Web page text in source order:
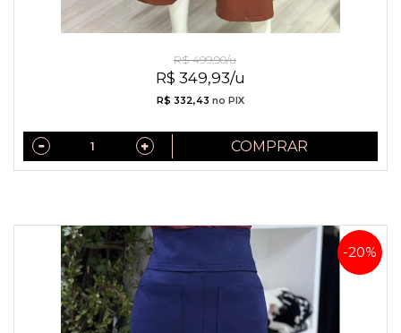
R$ 349,93/u
R$ 499,90/u
R$ 332,43 no PIX
COMPRAR
-20%